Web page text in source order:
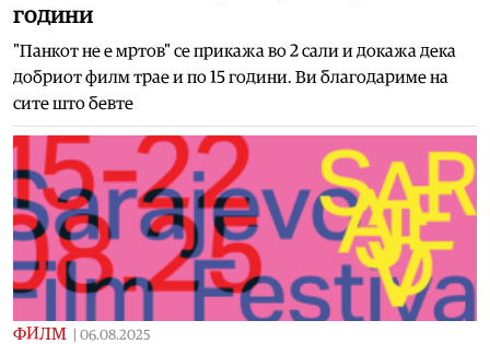
години
"Панкот не е мртов" се прикажа во 2 сали и докажа дека
добриот филм трае и по 15 години. Ви благодариме на
сите што бевте
ФИЛМ 06.08.2025